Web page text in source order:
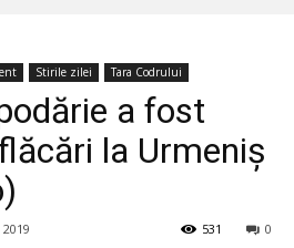
Stirile zilei Tara Codrului
a fost
la Urmeniș
0
531